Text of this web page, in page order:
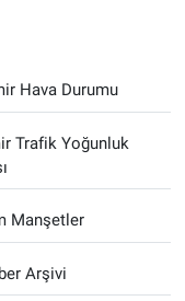
Hava Durumu
Trafik Yoğunluk
Manşetler
Arşivi